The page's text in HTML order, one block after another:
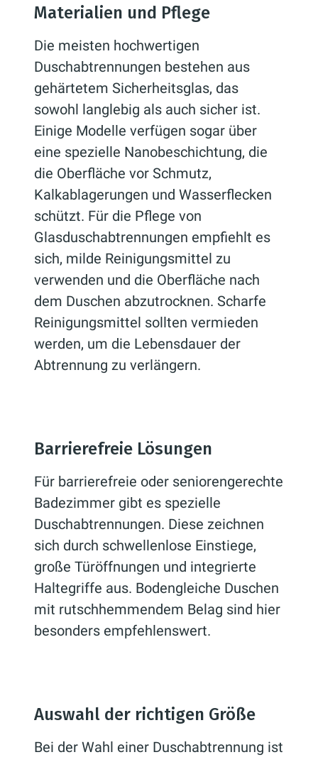
Materialien und Pflege
Die meisten hochwertigen
Duschabtrennungen bestehen aus
gehärtetem Sicherheitsglas, das
sowohl langlebig als auch sicher ist.
Einige Modelle verfügen sogar über
eine spezielle Nanobeschichtung, die
die Oberfläche vor Schmutz,
Kalkablagerungen und Wasserflecken
schützt. Für die Pflege von
Glasduschabtrennungen empfiehlt es
sich, milde Reinigungsmittel zu
verwenden und die Oberfläche nach
dem Duschen abzutrocknen. Scharfe
Reinigungsmittel sollten vermieden
werden, um die Lebensdauer der
Abtrennung zu verlängern.
Barrierefreie Lösungen
Für barrierefreie oder seniorengerechte
Badezimmer gibt es spezielle
Duschabtrennungen. Diese zeichnen
sich durch schwellenlose Einstiege,
große Türöffnungen und integrierte
Haltegriffe aus. Bodengleiche Duschen
mit rutschhemmendem Belag sind hier
besonders empfehlenswert.
Auswahl der richtigen Größe
Bei der Wahl einer Duschabtrennung ist